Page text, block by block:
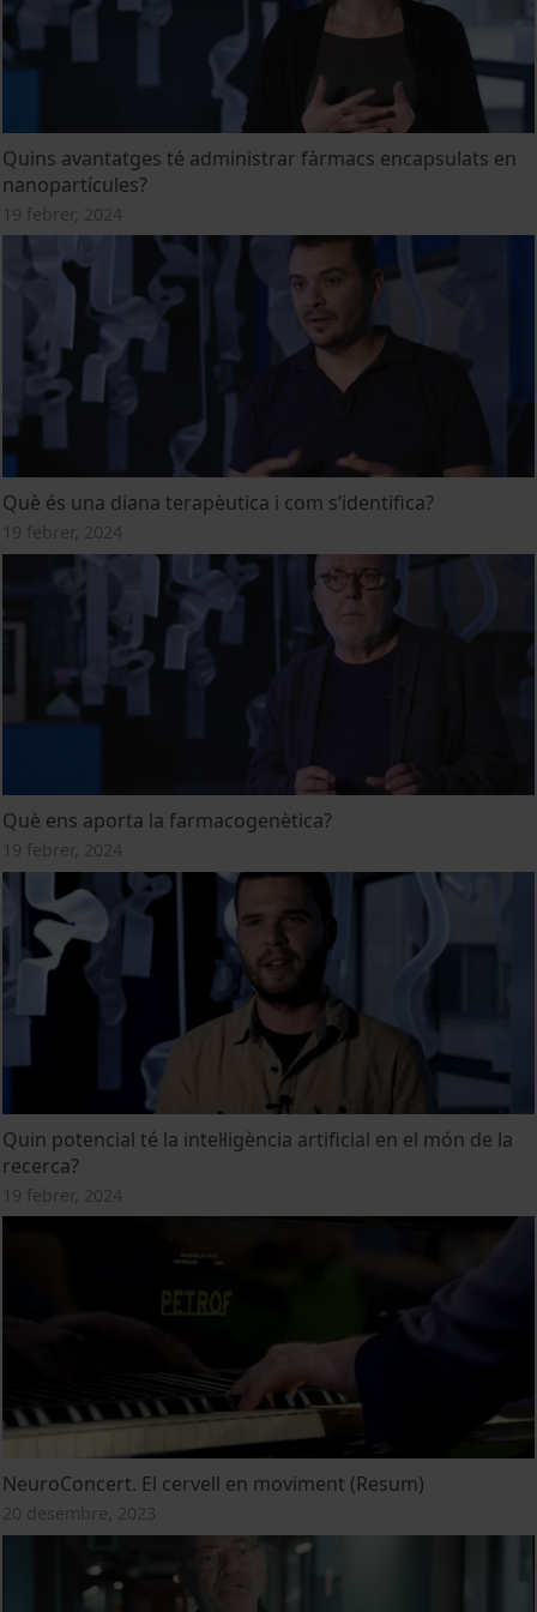
Quins avantatges té administrar fàrmacs encapsulats en
nanopartícules?
19 febrer, 2024
Què és una diana terapèutica i com s’identifica?
19 febrer, 2024
Què ens aporta la farmacogenètica?
19 febrer, 2024
Quin potencial té la intel·ligència artificial en el món de la
recerca?
19 febrer, 2024
NeuroConcert. El cervell en moviment (Resum)
20 desembre, 2023